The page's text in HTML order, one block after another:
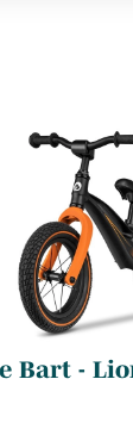
Bart -